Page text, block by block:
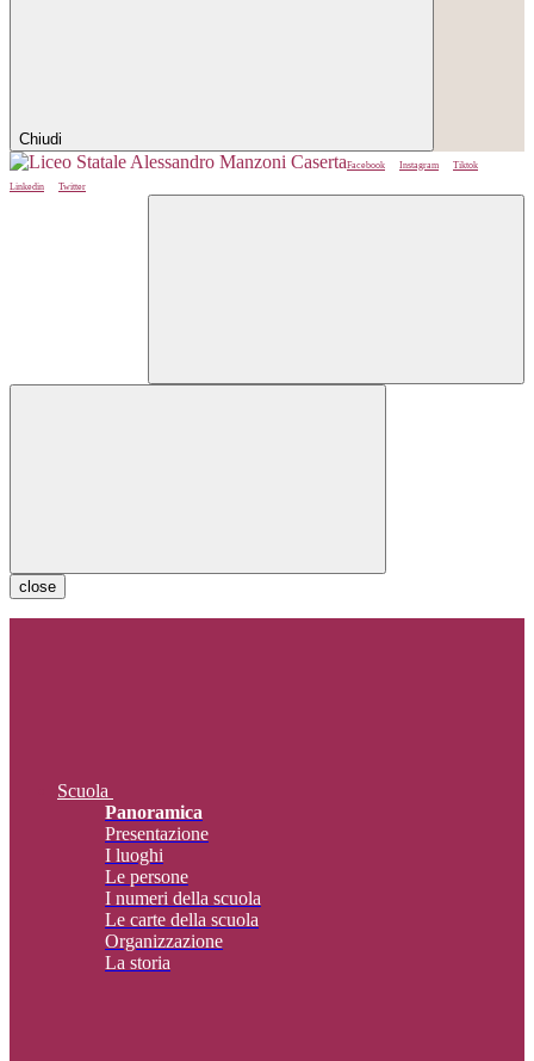
Chiudi
Facebook Instagram
Tiktok
Linkedin
Twitter
close
Scuola
Panoramica
Presentazione
I luoghi
Le persone
I numeri della scuola
Le carte della scuola
Organizzazione
La storia